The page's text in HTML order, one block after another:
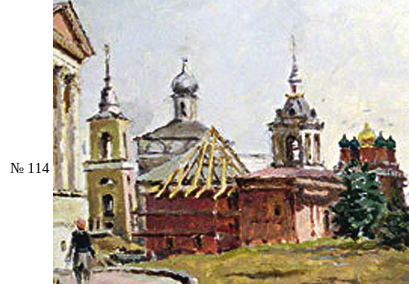
№ 114